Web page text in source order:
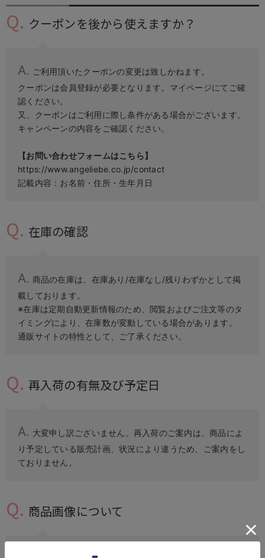
クーポンを後から使えますか？
ご利用頂いたクーポンの変更は致しかねます。
クーポンは会員登録が必要となります。マイページにてご確
認ください。
又、クーポンはご利用に際し条件がある場合がございます。
キャンペーンの内容をご確認ください。
【お問い合わせフォームはこちら】
https://www.angeliebe.co.jp/contact
記載内容：お名前・住所・生年月日
在庫の確認
商品の在庫は、在庫あり/在庫なし/残りわずかとして掲
載しております。
※在庫は定期自動更新情報のため、閲覧およびご注文等のタ
イミングにより、在庫数が変動している場合があります。
通販サイトの特性として、ご了承ください。
再入荷の有無及び予定日
大変申し訳ございません。再入荷のご案内は、商品によ
り予定している販売計画、状況により違うため、ご案内をし
ておりません。
商品画像について